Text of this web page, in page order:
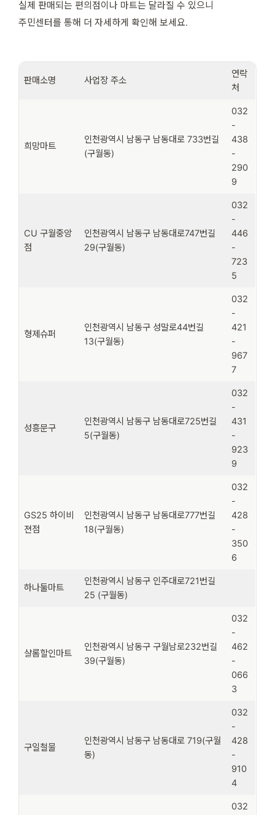
실제 판매되는 편의점이나 마트는 달라질 수 있으니
주민센터를 통해 더 자세하게 확인해 보세요.
판매소명 사업장 주소
연락
처
희망마트
인천광역시 남동구 남동대로 733번길
(구월동)
032
-
438
-
290
9
CU 구월중앙
점
인천광역시 남동구 남동대로747번길
29(구월동)
032
-
446
-
723
5
형제슈퍼
인천광역시 남동구 성말로44번길
13(구월동)
032
-
421
-
967
7
성흥문구
인천광역시 남동구 남동대로725번길
5(구월동)
032
-
431
-
923
9
GS25 하이비
젼점
인천광역시 남동구 남동대로777번길
18(구월동)
032
-
428
-
350
6
하나둘마트
인천광역시 남동구 인주대로721번길
25 (구월동)
샬롬할인마트
인천광역시 남동구 구월남로232번길
39(구월동)
032
-
462
-
066
3
구일철물
인천광역시 남동구 남동대로 719(구월
동)
032
-
428
-
910
4
032